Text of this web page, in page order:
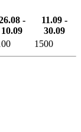
-
10.09
11.09 -
30.09
1500